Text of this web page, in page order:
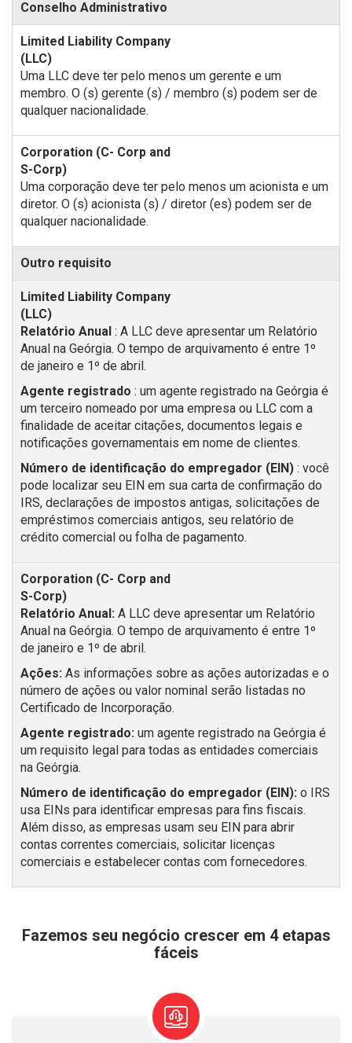
Conselho Administrativo
Uma LLC deve ter pelo menos um gerente e um
membro. O (s) gerente (s) / membro (s) podem ser de
qualquer nacionalidade.
Uma corporação deve ter pelo menos um acionista e um
diretor. O (s) acionista (s) / diretor (es) podem ser de
qualquer nacionalidade.
Outro requisito
Relatório Anual : A LLC deve apresentar um Relatório
Anual na Geórgia. O tempo de arquivamento é entre 1º
de janeiro e 1º de abril.
Agente registrado : um agente registrado na Geórgia é
um terceiro nomeado por uma empresa ou LLC com a
finalidade de aceitar citações, documentos legais e
notificações governamentais em nome de clientes.
Número de identificação do empregador (EIN) : você
pode localizar seu EIN em sua carta de confirmação do
IRS, declarações de impostos antigas, solicitações de
empréstimos comerciais antigos, seu relatório de
crédito comercial ou folha de pagamento.
Relatório Anual: A LLC deve apresentar um Relatório
Anual na Geórgia. O tempo de arquivamento é entre 1º
de janeiro e 1º de abril.
Ações: As informações sobre as ações autorizadas e o
número de ações ou valor nominal serão listadas no
Certificado de Incorporação.
Agente registrado: um agente registrado na Geórgia é
um requisito legal para todas as entidades comerciais
na Geórgia.
Número de identificação do empregador (EIN): o IRS
usa EINs para identificar empresas para fins fiscais.
Além disso, as empresas usam seu EIN para abrir
contas correntes comerciais, solicitar licenças
comerciais e estabelecer contas com fornecedores.
Fazemos seu negócio crescer em 4 etapas
fáceis